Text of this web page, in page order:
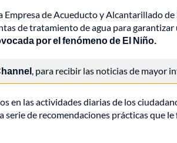
Empresa de Acueducto y Alcantarillado
de tratamiento de agua para
por el fenómeno de El Niño.
, para recibir las noticias de mayor
en las actividades diarias de los
serie de recomendaciones prácticas que